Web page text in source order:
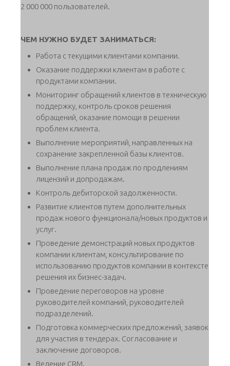
2 000 000 пользователей.
ЧЕМ НУЖНО БУДЕТ ЗАНИМАТЬСЯ:
Работа с текущими клиентами компании.
Оказание поддержки клиентам в работе с
продуктами компании.
Мониторинг обращений клиентов в техническую
поддержку, контроль сроков решения
обращений, оказание помощи в решении
проблем клиента.
Выполнение мероприятий, направленных на
сохранение закрепленной базы клиентов.
Выполнение плана продаж по продлениям
лицензий и допродажам.
Контроль дебиторской задолженности.
Развитие клиентов путем дополнительных
продаж нового функционала/новых продуктов и
услуг.
Проведение демонстраций новых продуктов
компании клиентам, консультирование по
использованию продуктов компании в контексте
решения их бизнес-задач.
Проведение переговоров на уровне
руководителей компаний, руководителей
подразделений.
Подготовка коммерческих предложений, заявок
для участия в тендерах. Согласование и
заключение договоров.
Ведение CRM.